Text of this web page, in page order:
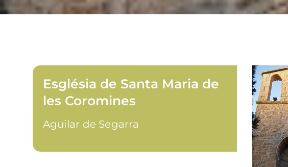
Església de Santa Maria de
les Coromines
Aguilar de Segarra